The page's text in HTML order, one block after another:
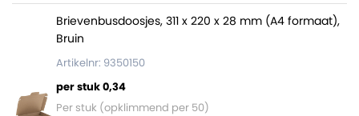
Brievenbusdoosjes, 311 x 220 x 28 mm (A4 formaat),
Bruin
Artikelnr: 9350150
per stuk 0,34
Per stuk (opklimmend per 50)